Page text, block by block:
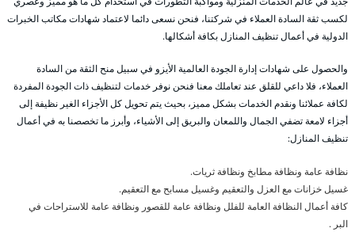
لكسب ثقة السادة العملاء في شركتنا، فنحن نسعى دائما لاعتماد شهادات مكاتب الخبرات
الدولية في أعمال تنظيف المنازل بكافة أشكالها.
والحصول على شهادات إدارة الجودة العالمية الأيزو في سبيل منح الثقة من السادة
العملاء، فلا داعي للقلق عند تعاملك معنا فنحن نوفر خدمات لتنظيف ذات الجودة المفردة
لكافة عملائنا ونقدم الخدمات بشكل مميز، بحيث يتم تحويل كل الأجزاء الغير نظيفة إلى
أجزاء لامعة تضفي الجمال واللمعان والبريق إلى الأشياء، وأبرز ما تخصصنا به في أعمال
تنظيف المنازل:
نظافة عامة ونظافة مطابخ ونظافة ثريات.
غسيل خزانات مع العزل والتعقيم وغسيل مسابح مع التعقيم.
كافة أعمال النظافة العامة للفلل ونظافة عامة للقصور ونظافة عامة للاستراحات في
البر .